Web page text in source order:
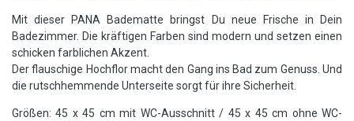
Mit dieser PANA Badematte bringst Du neue Frische in Dein
Badezimmer. Die kräftigen Farben sind modern und setzen einen
schicken farblichen Akzent.
Der flauschige Hochflor macht den Gang ins Bad zum Genuss. Und
die rutschhemmende Unterseite sorgt für ihre Sicherheit.
Größen: 45 x 45 cm mit WC-Ausschnitt / 45 x 45 cm ohne WC-